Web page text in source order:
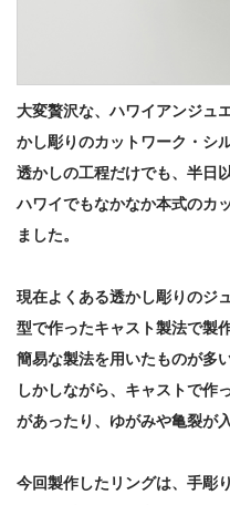
大変贅沢な、ハワイアンジュ
かし彫りのカットワーク・シ
透かしの工程だけでも、半日
ハワイでもなかなか本式のカ
ました。
現在よくある透かし彫りのジ
型で作ったキャスト製法で製
簡易な製法を用いたものが多
しかしながら、キャストで作
があったり、ゆがみや亀裂が
今回製作したリングは、手彫